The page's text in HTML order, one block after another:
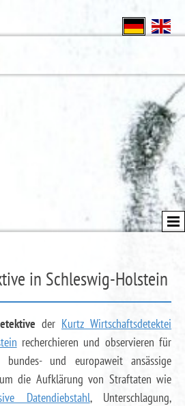
in Schleswig-Holstein
der Kurtz Wirtschaftsdetektei
recherchieren und observieren für
und europaweit ansässige
die Aufklärung von Straftaten wie
Datendiebstahl, Unterschlagung,